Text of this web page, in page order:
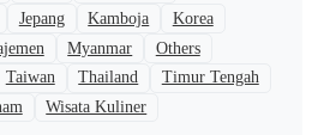
Jepang Kamboja
Korea
Myanmar
Others
Taiwan Thailand
Timur Tengah
Wisata Kuliner